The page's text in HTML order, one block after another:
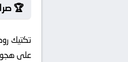
🏆
تكتيك
على